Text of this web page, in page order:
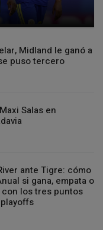
Midland le ganó a
puso tercero
Salas en
ante Tigre: cómo
si gana, empata o
los tres puntos